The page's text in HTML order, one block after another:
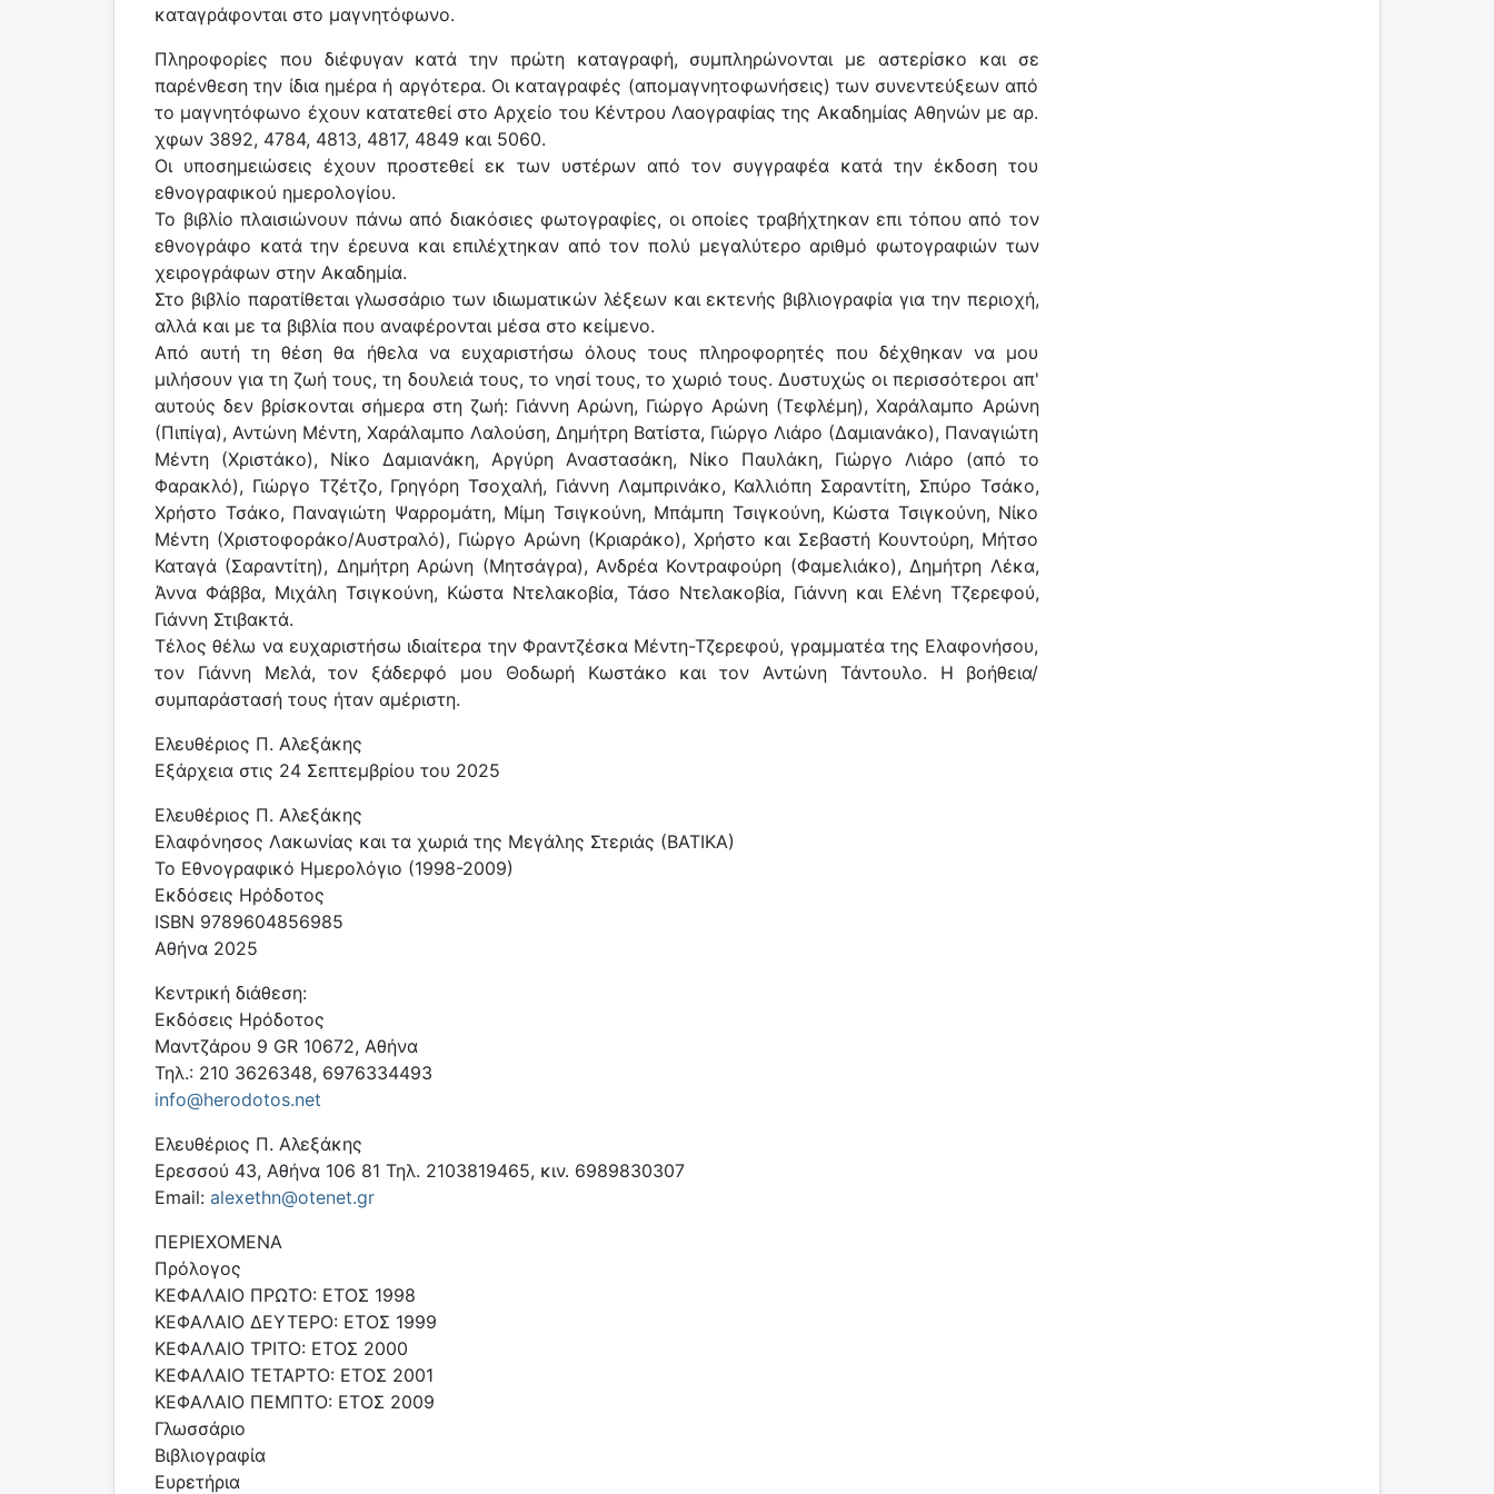
καταγράφονται στο μαγνητόφωνο.
Πληροφορίες που διέφυγαν κατά την πρώτη καταγραφή, συμπληρώνονται με αστερίσκο και σε
παρένθεση την ίδια ημέρα ή αργότερα. Οι καταγραφές (απομαγνητοφωνήσεις) των συνεντεύξεων από
το μαγνητόφωνο έχουν κατατεθεί στο Αρχείο του Κέντρου Λαογραφίας της Ακαδημίας Αθηνών με αρ.
χφων 3892, 4784, 4813, 4817, 4849 και 5060.
Οι υποσημειώσεις έχουν προστεθεί εκ των υστέρων από τον συγγραφέα κατά την έκδοση του
εθνογραφικού ημερολογίου.
Το βιβλίο πλαισιώνουν πάνω από διακόσιες φωτογραφίες, οι οποίες τραβήχτηκαν επι τόπου από τον
εθνογράφο κατά την έρευνα και επιλέχτηκαν από τον πολύ μεγαλύτερο αριθμό φωτογραφιών των
χειρογράφων στην Ακαδημία.
Στο βιβλίο παρατίθεται γλωσσάριο των ιδιωματικών λέξεων και εκτενής βιβλιογραφία για την περιοχή,
αλλά και με τα βιβλία που αναφέρονται μέσα στο κείμενο.
Από αυτή τη θέση θα ήθελα να ευχαριστήσω όλους τους πληροφορητές που δέχθηκαν να μου
μιλήσουν για τη ζωή τους, τη δουλειά τους, το νησί τους, το χωριό τους. Δυστυχώς οι περισσότεροι απ'
αυτούς δεν βρίσκονται σήμερα στη ζωή: Γιάννη Αρώνη, Γιώργο Αρώνη (Τεφλέμη), Χαράλαμπο Αρώνη
(Πιπίγα), Αντώνη Μέντη, Χαράλαμπο Λαλούση, Δημήτρη Βατίστα, Γιώργο Λιάρο (Δαμιανάκο), Παναγιώτη
Μέντη (Χριστάκο), Νίκο Δαμιανάκη, Αργύρη Αναστασάκη, Νίκο Παυλάκη, Γιώργο Λιάρο (από το
Φαρακλό), Γιώργο Τζέτζο, Γρηγόρη Τσοχαλή, Γιάννη Λαμπρινάκο, Καλλιόπη Σαραντίτη, Σπύρο Τσάκο,
Χρήστο Τσάκο, Παναγιώτη Ψαρρομάτη, Μίμη Τσιγκούνη, Μπάμπη Τσιγκούνη, Κώστα Τσιγκούνη, Νίκο
Μέντη (Χριστοφοράκο/Αυστραλό), Γιώργο Αρώνη (Κριαράκο), Χρήστο και Σεβαστή Κουντούρη, Μήτσο
Καταγά (Σαραντίτη), Δημήτρη Αρώνη (Μητσάγρα), Ανδρέα Κοντραφούρη (Φαμελιάκο), Δημήτρη Λέκα,
Άννα Φάββα, Μιχάλη Τσιγκούνη, Κώστα Ντελακοβία, Τάσο Ντελακοβία, Γιάννη και Ελένη Τζερεφού,
Γιάννη Στιβακτά.
Τέλος θέλω να ευχαριστήσω ιδιαίτερα την Φραντζέσκα Μέντη-Τζερεφού, γραμματέα της Ελαφονήσου,
τον Γιάννη Μελά, τον ξάδερφό μου Θοδωρή Κωστάκο και τον Αντώνη Τάντουλο. Η βοήθεια/
συμπαράστασή τους ήταν αμέριστη.
Ελευθέριος Π. Αλεξάκης
Εξάρχεια στις 24 Σεπτεμβρίου του 2025
Ελευθέριος Π. Αλεξάκης
Ελαφόνησος Λακωνίας και τα χωριά της Μεγάλης Στεριάς (ΒΑΤΙΚΑ)
Το Εθνογραφικό Ημερολόγιο (1998-2009)
Εκδόσεις Ηρόδοτος
ISBN 9789604856985
Αθήνα 2025
Κεντρική διάθεση:
Εκδόσεις Ηρόδοτος
Μαντζάρου 9 GR 10672, Αθήνα
Τηλ.: 210 3626348, 6976334493
info@herodotos.net
Ελευθέριος Π. Αλεξάκης
Ερεσσού 43, Αθήνα 106 81 Τηλ. 2103819465, κιν. 6989830307
Email: alexethn@otenet.gr
ΠΕΡΙΕΧΟΜΕΝΑ
Πρόλογος
ΚΕΦΑΛΑΙΟ ΠΡΩΤΟ: ΕΤΟΣ 1998
ΚΕΦΑΛΑΙΟ ΔΕΥΤΕΡΟ: ΕΤΟΣ 1999
ΚΕΦΑΛΑΙΟ ΤΡΙΤΟ: ΕΤΟΣ 2000
ΚΕΦΑΛΑΙΟ ΤΕΤΑΡΤΟ: ΕΤΟΣ 2001
ΚΕΦΑΛΑΙΟ ΠΕΜΠΤΟ: ΕΤΟΣ 2009
Γλωσσάριο
Βιβλιογραφία
Ευρετήρια